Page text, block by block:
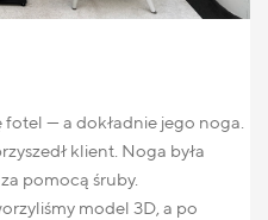
— a dokładnie jego noga.
klient. Noga była
pomocą śruby.
model 3D, a po